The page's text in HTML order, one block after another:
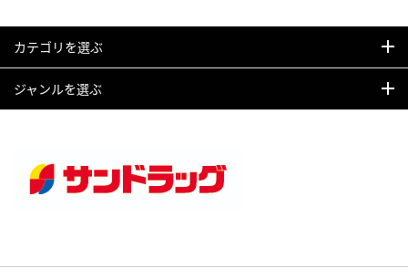
カテゴリを選ぶ
ジャンルを選ぶ